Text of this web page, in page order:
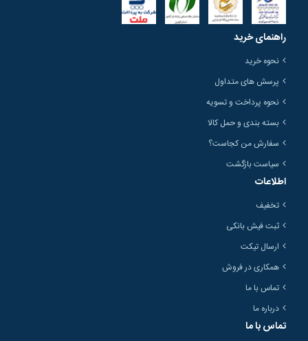
راهنمای خرید
نحوه خرید
پرسش های متداول
نحوه پرداخت و تسویه
بسته بندی و حمل کالا
سفارش من کجاست؟
سیاست بازگشت
اطلاعات
تخفیف
ثبت فیش بانکی
ارسال تیکت
همکاری در فروش
تماس با ما
درباره ما
تماس با ما